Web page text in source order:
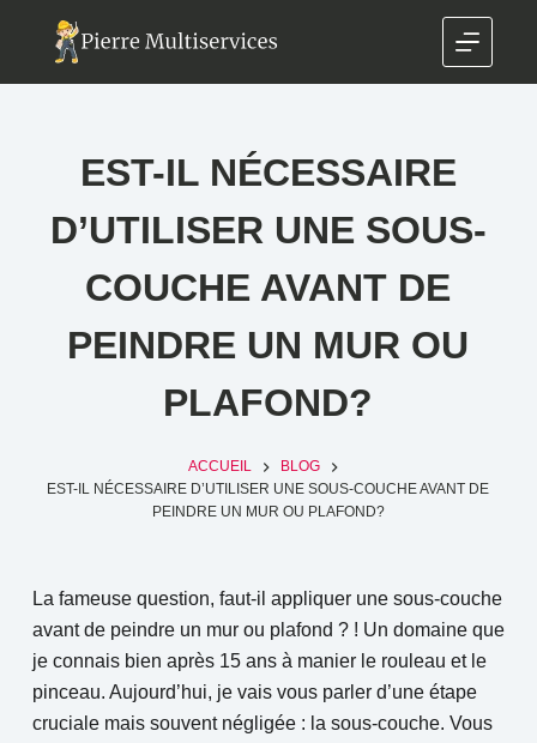
EST-IL NÉCESSAIRE
D’UTILISER UNE SOUS-
COUCHE AVANT DE
PEINDRE UN MUR OU
PLAFOND?
ACCUEIL
BLOG
EST-IL NÉCESSAIRE D’UTILISER UNE SOUS-COUCHE AVANT DE
PEINDRE UN MUR OU PLAFOND?
La fameuse question, faut-il appliquer une sous-couche
avant de peindre un mur ou plafond ? ! Un domaine que
je connais bien après 15 ans à manier le rouleau et le
pinceau. Aujourd’hui, je vais vous parler d’une étape
cruciale mais souvent négligée : la sous-couche. Vous